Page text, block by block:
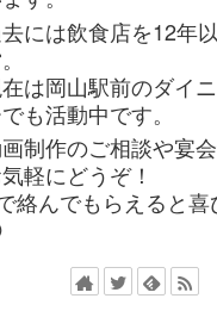
には飲食店を12年
は岡山駅前のダイ
も活動中です。
制作のご相談や宴
軽にどうぞ！
絡んでもらえると喜